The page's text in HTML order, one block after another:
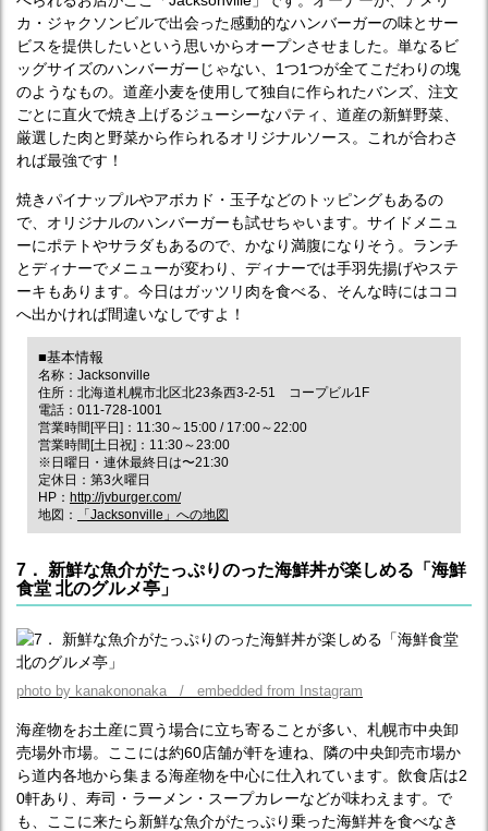
カ・ジャクソンビルで出会った感動的なハンバーガーの味とサー
ビスを提供したいという思いからオープンさせました。単なるビ
ッグサイズのハンバーガーじゃない、1つ1つが全てこだわりの塊
のようなもの。道産小麦を使用して独自に作られたバンズ、注文
ごとに直火で焼き上げるジューシーなパティ、道産の新鮮野菜、
厳選した肉と野菜から作られるオリジナルソース。これが合わさ
れば最強です！
焼きパイナップルやアボカド・玉子などのトッピングもあるの
で、オリジナルのハンバーガーも試せちゃいます。サイドメニュ
ーにポテトやサラダもあるので、かなり満腹になりそう。ランチ
とディナーでメニューが変わり、ディナーでは手羽先揚げやステ
ーキもあります。今日はガッツリ肉を食べる、そんな時にはココ
へ出かければ間違いなしですよ！
■基本情報
名称：Jacksonville
住所：北海道札幌市北区北23条西3-2-51 コープビル1F
電話：011-728-1001
営業時間[平日]：11:30～15:00 / 17:00～22:00
営業時間[土日祝]：11:30～23:00
※日曜日・連休最終日は〜21:30
定休日：第3火曜日
HP： http://jvburger.com/
地図：
「Jacksonville」への地図
7． 新鮮な魚介がたっぷりのった海鮮丼が楽しめる「海鮮
食堂 北のグルメ亭」
photo by kanakononaka / embedded from Instagram
海産物をお土産に買う場合に立ち寄ることが多い、札幌市中央卸
売場外市場。ここには約60店舗が軒を連ね、隣の中央卸売市場か
ら道内各地から集まる海産物を中心に仕入れています。飲食店は2
0軒あり、寿司・ラーメン・スープカレーなどが味わえます。で
も、ここに来たら新鮮な魚介がたっぷり乗った海鮮丼を食べなき